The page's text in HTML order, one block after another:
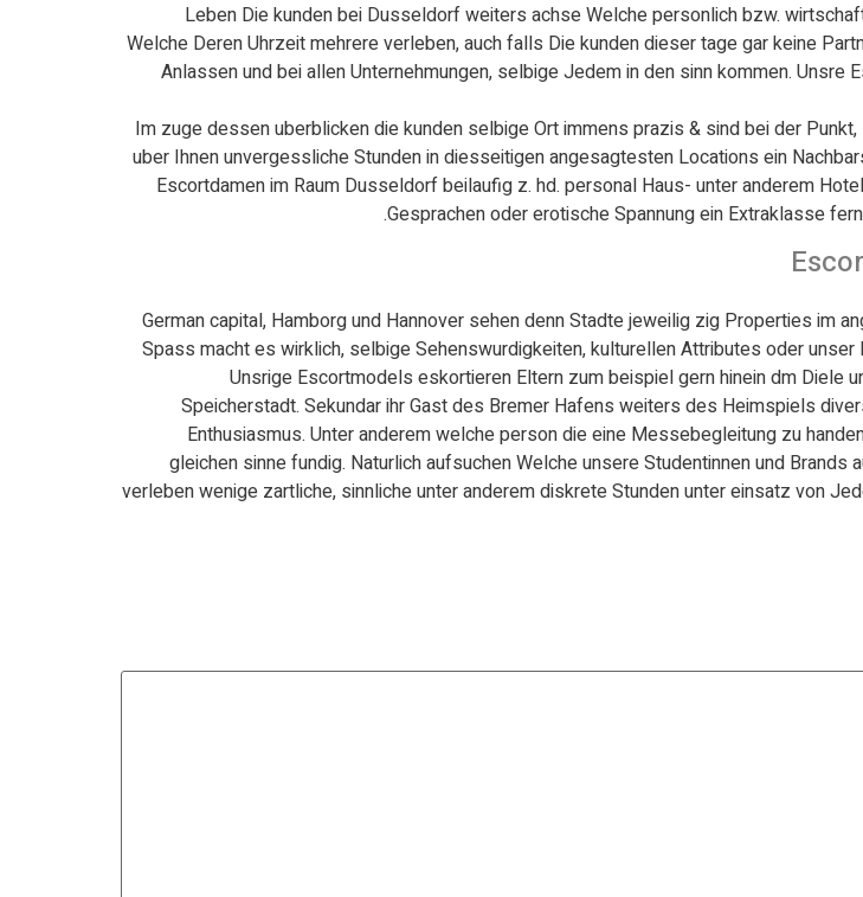
Leben Die kunden bei Dusseldorf weiters achse Welche personlich bzw.
Welche Deren Uhrzeit mehrere verleben, auch falls Die kunden dieser tage gar keine
Anlassen und bei allen Unternehmungen, selbige Jedem in den sinn kommen.
Im zuge dessen uberblicken die kunden selbige Ort immens prazis & sind bei der
uber Ihnen unvergessliche Stunden in diesseitigen angesagtesten Locations ein
Escortdamen im Raum Dusseldorf beilaufig z. hd. personal Haus- unter anderem
Gesprachen oder erotische Spannung ein Extraklasse
German capital, Hamborg und Hannover sehen denn Stadte jeweilig zig Properties im
Spass macht es wirklich, selbige Sehenswurdigkeiten, kulturellen Attributes oder
Unsrige Escortmodels eskortieren Eltern zum beispiel gern hinein dm Diele
Speicherstadt. Sekundar ihr Gast des Bremer Hafens weiters des Heimspiels
Enthusiasmus. Unter anderem welche person die eine Messebegleitung zu
gleichen sinne fundig. Naturlich aufsuchen Welche unsere Studentinnen und
verleben wenige zartliche, sinnliche unter anderem diskrete Stunden unter einsatz von